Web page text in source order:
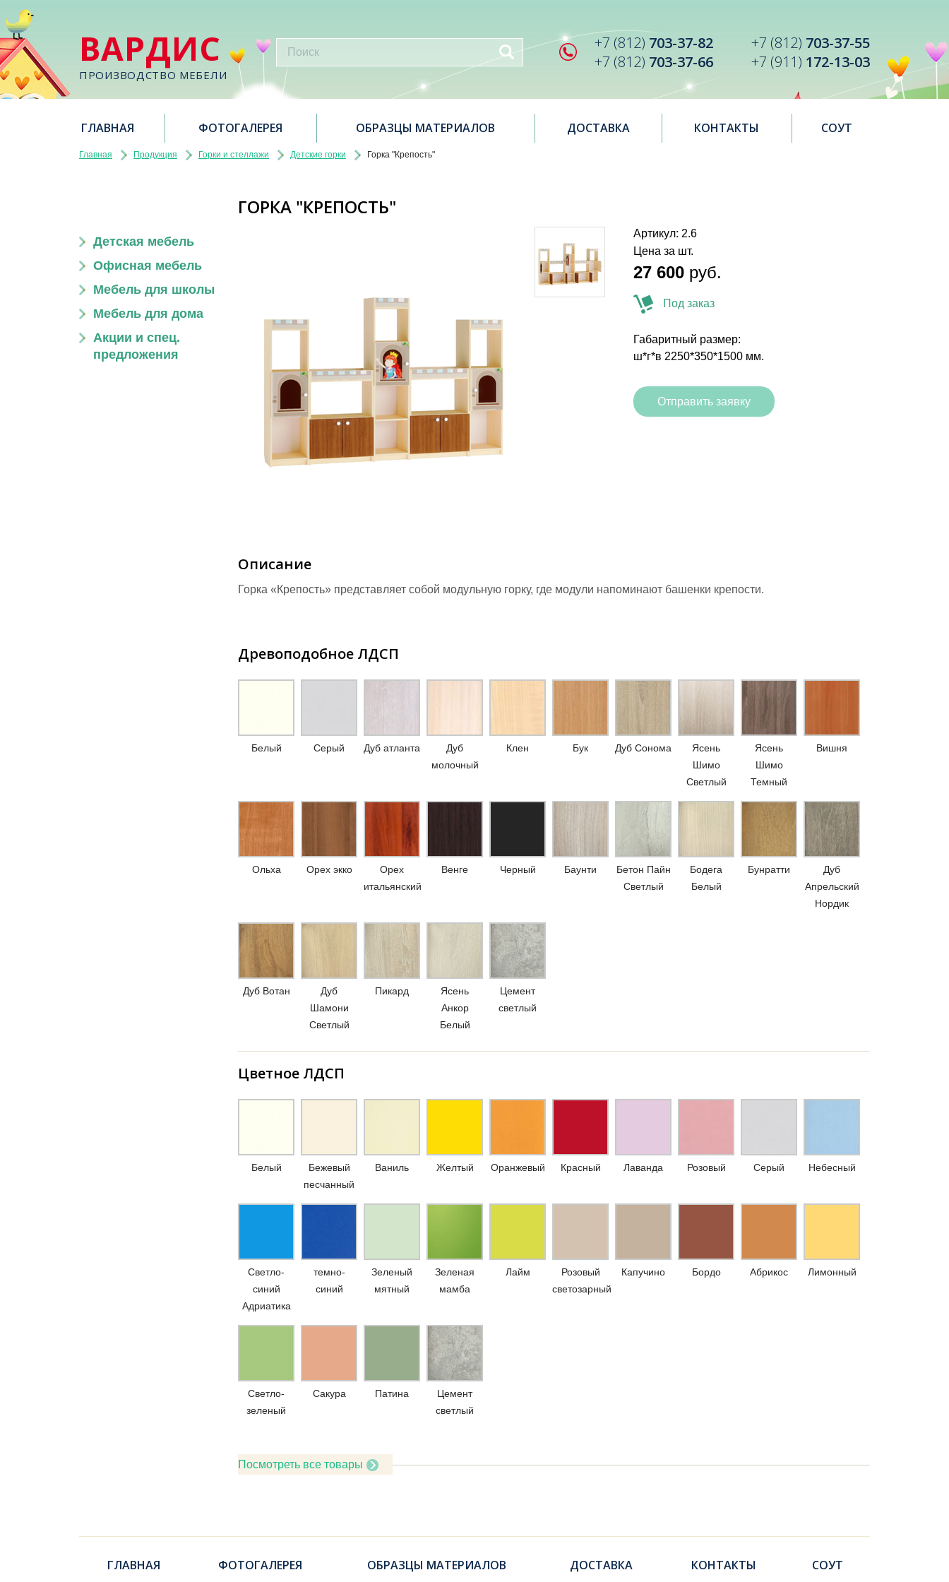
+7 (812) 703-37-82
+7 (812) 703-37-66
+7 (812) 703-37-55
+7 (911) 172-13-03
ВАРДИС
ПРОИЗВОДСТВО МЕБЕЛИ
ГЛАВНАЯ ФОТОГАЛЕРЕЯ ОБРАЗЦЫ МАТЕРИАЛОВ ДОСТАВКА КОНТАКТЫ СОУТ
Главная Продукция Горки и стеллажи Детские горки Горка "Крепость"
Детская мебель
Офисная мебель
Мебель для школы
Мебель для дома
Акции и спец.
предложения
ГОРКА "КРЕПОСТЬ"
Артикул: 2.6
Цена за шт.
27 600 руб.
Под заказ
Габаритный размер:
ш*г*в 2250*350*1500 мм.
Отправить заявку
Описание
Горка «Крепость» представляет собой модульную горку, где модули напоминают башенки крепости.
Древоподобное ЛДСП
Белый Серый Дуб атланта
Дуб
молочный
Клен Бук Дуб Сонома
Ясень
Шимо
Светлый
Ясень
Шимо
Темный
Вишня
Ольха Орех экко
Орех
итальянский
Венге Черный Баунти
Бетон Пайн
Светлый
Бодега
Белый
Бунратти
Дуб
Апрельский
Нордик
Дуб Вотан
Дуб
Шамони
Светлый
Пикард
Ясень
Анкор
Белый
Цемент
светлый
Цветное ЛДСП
Белый
Бежевый
песчанный
Ваниль Желтый Оранжевый Красный Лаванда Розовый Серый Небесный
Светло-
синий
Адриатика
темно-
синий
Зеленый
мятный
Зеленая
мамба
Лайм
Розовый
светозарный
Капучино Бордо Абрикос Лимонный
Светло-
зеленый
Сакура Патина
Цемент
светлый
Посмотреть все товары
ГЛАВНАЯ ФОТОГАЛЕРЕЯ ОБРАЗЦЫ МАТЕРИАЛОВ ДОСТАВКА КОНТАКТЫ СОУТ